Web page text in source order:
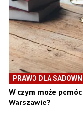
PRAWO DLA
W czym może
Warszawie?